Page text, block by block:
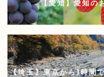
【愛知】愛知の
【埼玉】東京から1時間